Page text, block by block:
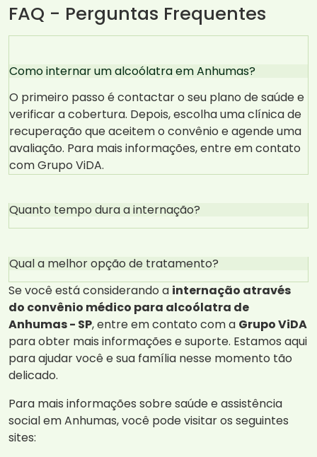
FAQ - Perguntas Frequentes
Como internar um alcoólatra em Anhumas?
O primeiro passo é contactar o seu plano de saúde e
verificar a cobertura. Depois, escolha uma clínica de
recuperação que aceitem o convênio e agende uma
avaliação. Para mais informações, entre em contato
com Grupo ViDA.
Quanto tempo dura a internação?
Qual a melhor opção de tratamento?
Se você está considerando a internação através
do convênio médico para alcoólatra de
Anhumas - SP, entre em contato com a Grupo ViDA
para obter mais informações e suporte. Estamos aqui
para ajudar você e sua família nesse momento tão
delicado.
Para mais informações sobre saúde e assistência
social em Anhumas, você pode visitar os seguintes
sites: